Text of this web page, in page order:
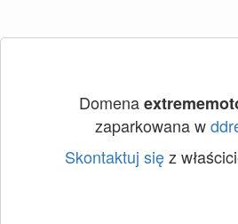
Domena
zaparkowana w
Skontaktuj sięz